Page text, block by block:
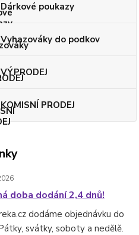
Dárkové poukazy
Vyhazováky do podkov
VÝPRODEJ
KOMISNÍ PRODEJ
doba dodání 2,4 dnů!
dodáme objednávku do
svátky, soboty a nedělě.